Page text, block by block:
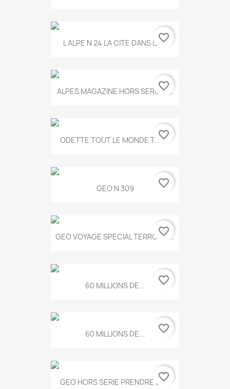
L ALPE N 24 LA CITE DANS LA...
favorite_border
ALPES MAGAZINE HORS SERIE N...
favorite_border
ODETTE TOUT LE MONDE T.546
favorite_border
GEO N 309 favorite_border
GEO VOYAGE SPECIAL TERROIRS...
favorite_border
60 MILLIONS DE... favorite_border
60 MILLIONS DE... favorite_border
GEO HORS SERIE PRENDRE LE...
favorite_border